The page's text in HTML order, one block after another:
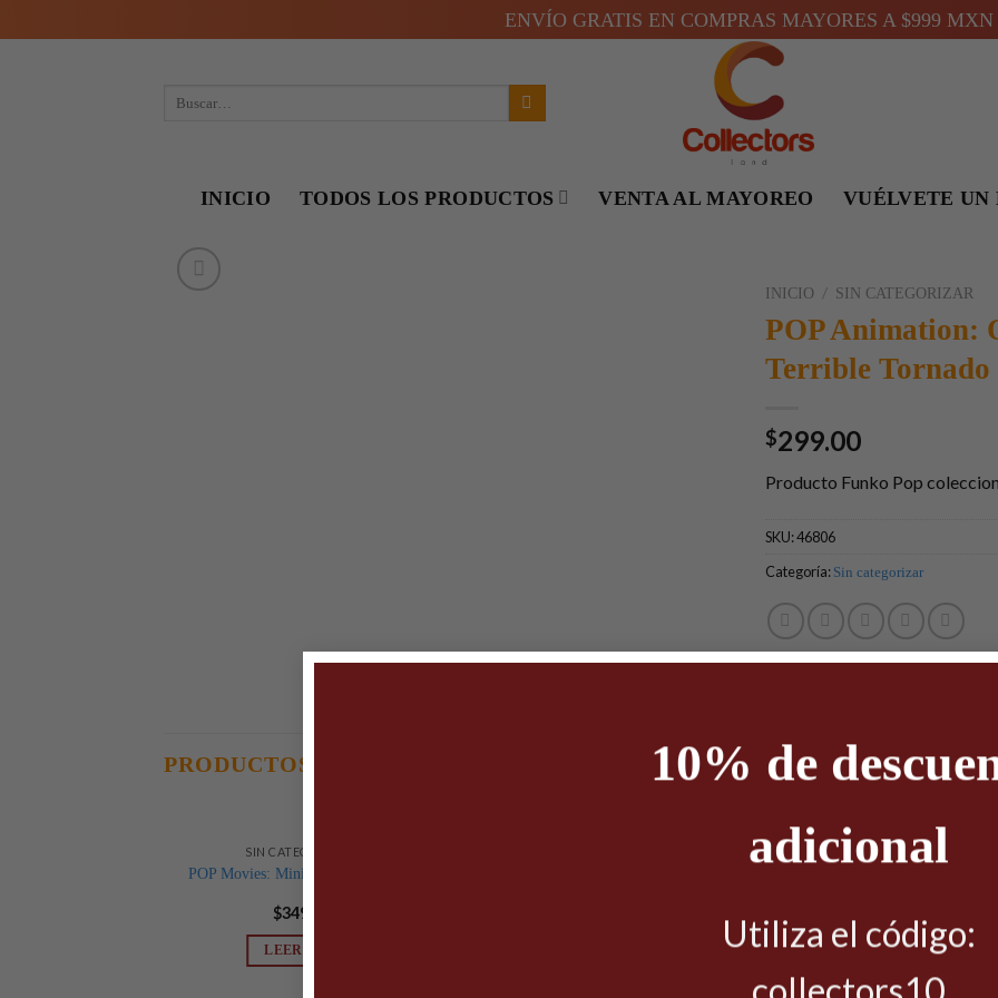
10% de
adicional
Utiliza el código:
to
ENVÍO GRATIS EN COMPRAS MAYORES A $999 MXN
INICIO TODOS LOS PRODUCTOS VENTA AL MAYOREO VUÉLVETE UN
INICIO / SIN CATEGORIZAR
POP Animation:
Terrible Tornado
$299.00
Producto Funko Pop
SKU:46806
Categoría: Sin categorizar
PRODUCTOS RELACIONADOS
SIN CATEGORIZAR
POP Movies: Minions- Bride Kevin
$349.00
LEER MÁS
SIN CATEGORIZAR
LEER MÁS